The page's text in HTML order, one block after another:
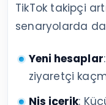
TikTok takipçi
senaryolarda
Yeni hesaplar
ziyaretçi
Niş içerik: